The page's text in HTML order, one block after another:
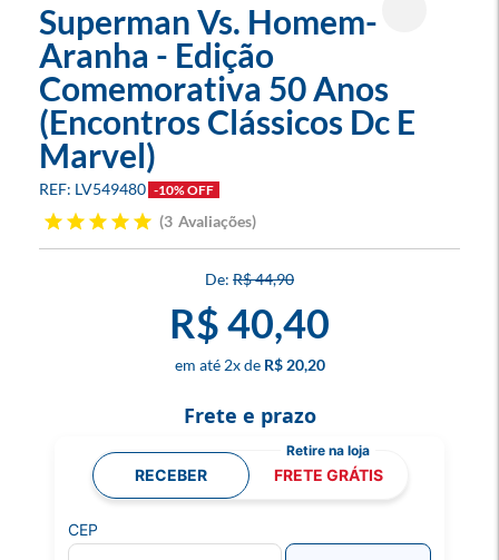
Superman Vs. Homem-
Aranha - Edição
Comemorativa 50 Anos
(Encontros Clássicos Dc E
Marvel)
LV549480 -10% OFF
3 Avaliações
R$ 44,90
R$ 40,40
2x R$ 20,20
Frete e prazo
RECEBER FRETE GRÁTIS
CEP